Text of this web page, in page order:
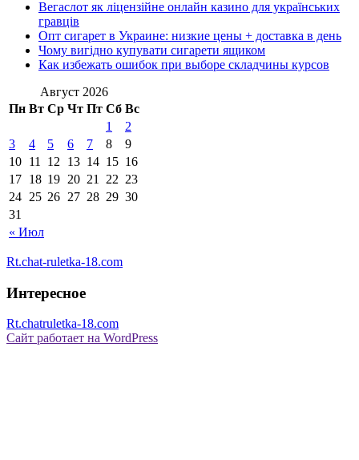
Вегаслот як ліцензійне онлайн казино для українських
гравців
Опт сигарет в Украине: низкие цены + доставка в день
Чому вигідно купувати сигарети ящиком
Как избежать ошибок при выборе складчины курсов
Август 2026
Пн Вт Ср Чт Пт Сб Вс
« Июл
1
2
3
4 5 6 7 8
9
10 11 12 13 14 15 16
17 18 19 20 21 22 23
24 25 26 27 28 29 30
31
Rt.chat-ruletka-18.com
Интересное
Rt.chatruletka-18.com
Сайт работает на WordPress